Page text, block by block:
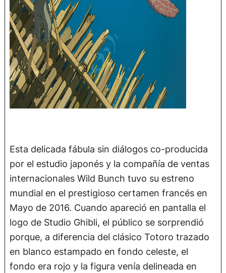
Esta delicada fábula sin diálogos co-producida
por el estudio japonés y la compañía de ventas
internacionales Wild Bunch tuvo su estreno
mundial en el prestigioso certamen francés en
Mayo de 2016. Cuando apareció en pantalla el
logo de Studio Ghibli, el público se sorprendió
porque, a diferencia del clásico Totoro trazado
en blanco estampado en fondo celeste, el
fondo era rojo y la figura venía delineada en